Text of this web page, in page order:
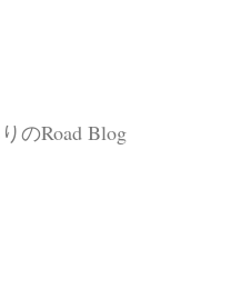
のRoad Blog